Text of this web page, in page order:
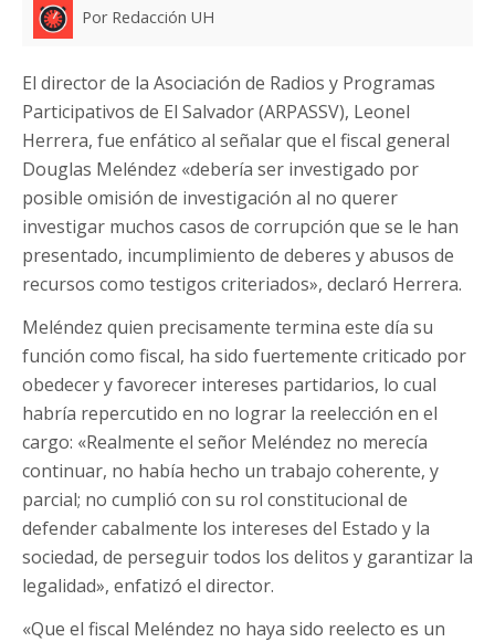
Por Redacción UH
El director de la Asociación de Radios y Programas
Participativos de El Salvador (ARPASSV), Leonel
Herrera, fue enfático al señalar que el fiscal general
Douglas Meléndez «debería ser investigado por
posible omisión de investigación al no querer
investigar muchos casos de corrupción que se le han
presentado, incumplimiento de deberes y abusos de
recursos como testigos criteriados», declaró Herrera.
Meléndez quien precisamente termina este día su
función como fiscal, ha sido fuertemente criticado por
obedecer y favorecer intereses partidarios, lo cual
habría repercutido en no lograr la reelección en el
cargo: «Realmente el señor Meléndez no merecía
continuar, no había hecho un trabajo coherente, y
parcial; no cumplió con su rol constitucional de
defender cabalmente los intereses del Estado y la
sociedad, de perseguir todos los delitos y garantizar la
legalidad», enfatizó el director.
«Que el fiscal Meléndez no haya sido reelecto es un